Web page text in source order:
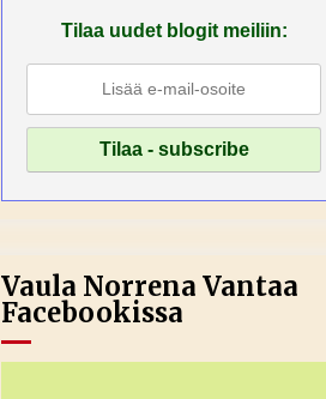
Tilaa uudet blogit meiliin:
Vaula Norrena Vantaa
Facebookissa